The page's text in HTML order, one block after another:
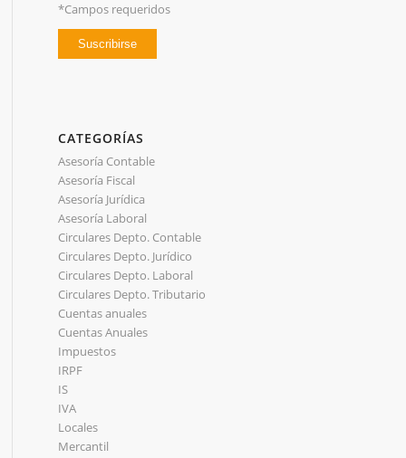
*Campos requeridos
CATEGORÍAS
Asesoría Contable
Asesoría Fiscal
Asesoría Jurídica
Asesoría Laboral
Circulares Depto. Contable
Circulares Depto. Jurídico
Circulares Depto. Laboral
Circulares Depto. Tributario
Cuentas anuales
Cuentas Anuales
Impuestos
IRPF
IS
IVA
Locales
Mercantil